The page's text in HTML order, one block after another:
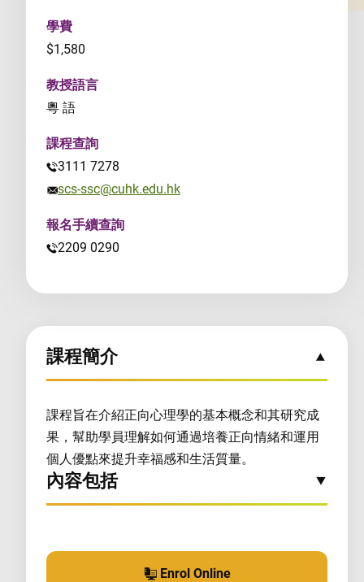
學費
$1,580
教授語言
粵 語
課程查詢
3111 7278
scs-ssc@cuhk.edu.hk
報名手續查詢
2209 0290
課程簡介
課程旨在介紹正向心理學的基本概念和其研究成
果，幫助學員理解如何通過培養正向情緒和運用
個人優點來提升幸福感和生活質量。
內容包括
Enrol Online